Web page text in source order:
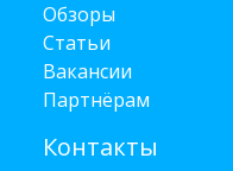
Обзоры
Статьи
Вакансии
Партнёрам
Контакты